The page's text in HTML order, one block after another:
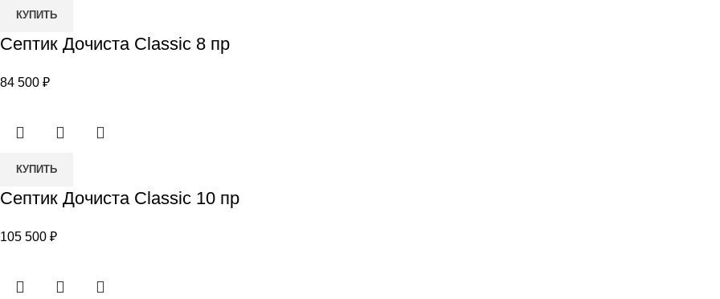
Количество
Септик
Сlassic
КУПИТЬ
Септик Дочиста Сlassic 8 пр
84 500 ₽
Количество
Септик
Сlassic
КУПИТЬ
Септик Дочиста Сlassic 10 пр
105 500 ₽